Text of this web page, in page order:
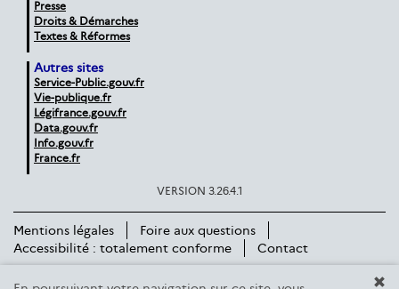
Presse
Droits & Démarches
Textes & Réformes
Autres sites
Service-Public.gouv.fr
Vie-publique.fr
Légifrance.gouv.fr
Data.gouv.fr
Info.gouv.fr
France.fr
VERSION 3.26.4.1
Mentions légales
Foire aux questions
Accessibilité : totalement conforme
Contact